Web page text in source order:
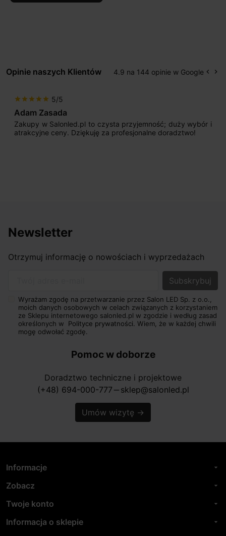
Opinie naszych Klientów 4.9 na 144 opinie w Google keyboard_arrow_left keyboard_arrow_right
star star star star star 5/5
Adam Zasada
Zakupy w Salonled.pl to czysta przyjemność; duży wybór i
atrakcyjne ceny. Dziękuję za profesjonalne doradztwo!
Newsletter
Otrzymuj informację o nowościach i wyprzedażach
Wyrażam zgodę na przetwarzanie przez Salon LED Sp. z o.o.,
moich danych osobowych w celach związanych z korzystaniem
ze Sklepu internetowego salonled.pl w zgodzie i według zasad
określonych w Polityce prywatności. Wiem, że w każdej chwili
mogę odwołać zgodę.
Pomoc w doborze
Doradztwo techniczne i projektowe
(+48) 694-000-777 horizontal_rule sklep@salonled.pl
Umów wizytę →
Informacje arrow_drop_down
Zobacz arrow_drop_down
Twoje konto arrow_drop_down
Informacja o sklepie arrow_drop_down